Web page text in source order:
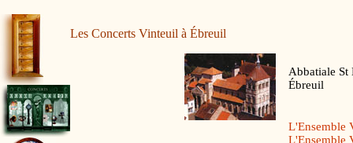
Les Concerts Vinteuil à Ébreuil
Abbatiale St
Ébreuil
L'Ensemble
L'Ensemble